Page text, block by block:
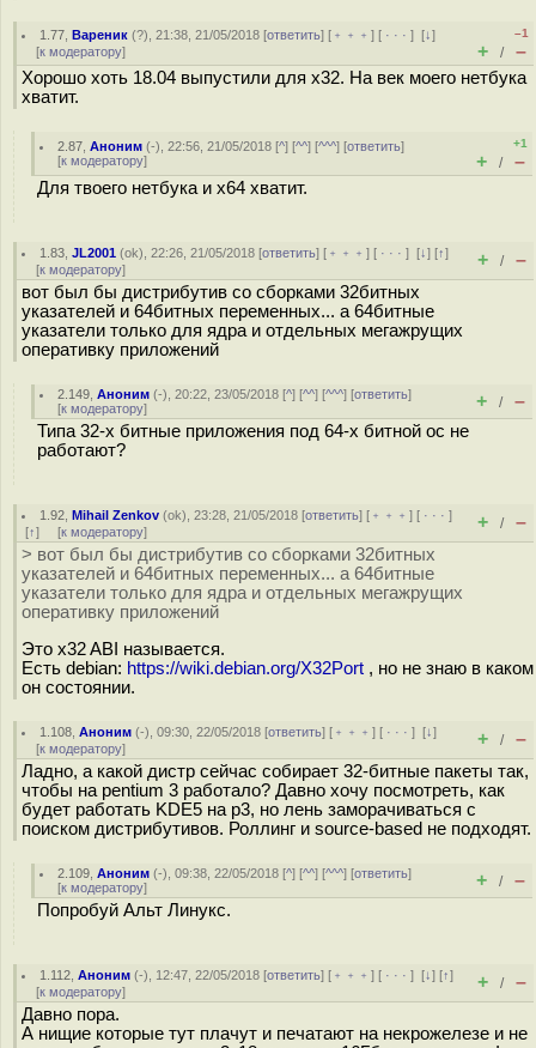
1.77 ,Вареник (?), 21:38, 21/05/2018 [ответить] [ ﹢﹢﹢] [ · · ·][↓]
[к модератору]
–1
+ / –
Хорошо хоть 18.04 выпустили для x32. На век моего нетбука
хватит.
2.87 ,Аноним (-), 22:56, 21/05/2018 [^] [^^] [^^^] [ответить]
[к модератору]
+1
+ / –
Для твоего нетбука и х64 хватит.
1.83 ,JL2001 (ok), 22:26, 21/05/2018 [ответить] [ ﹢﹢﹢] [ · · ·][↓] [↑]
[к модератору] + / –
вот был бы дистрибутив со сборками 32битных
указателей и 64битных переменных... а 64битные
указатели только для ядра и отдельных мегажрущих
оперативку приложений
2.149 ,Аноним (-), 20:22, 23/05/2018 [^] [^^] [^^^] [ответить]
[к модератору] + / –
Типа 32-х битные приложения под 64-х битной ос не
работают?
1.92 ,Mihail Zenkov (ok), 23:28, 21/05/2018 [ответить] [ ﹢﹢﹢] [ · · ·]
[↑] [к модератору] + / –
> вот был бы дистрибутив со сборками 32битных
указателей и 64битных переменных... а 64битные
указатели только для ядра и отдельных мегажрущих
оперативку приложений
Это x32 ABI называется.
Есть debian: https://wiki.debian.org/X32Port , но не знаю в каком
он состоянии.
1.108 ,Аноним (-), 09:30, 22/05/2018 [ответить] [ ﹢﹢﹢] [ · · ·][↓]
[к модератору] + / –
Ладно, а какой дистр сейчас собирает 32-битные пакеты так,
чтобы на pentium 3 работало? Давно хочу посмотреть, как
будет работать KDE5 на p3, но лень заморачиваться с
поиском дистрибутивов. Роллинг и source-based не подходят.
2.109 ,Аноним (-), 09:38, 22/05/2018 [^] [^^] [^^^] [ответить]
[к модератору] + / –
Попробуй Альт Линукс.
1.112 ,Аноним (-), 12:47, 22/05/2018 [ответить] [ ﹢﹢﹢] [ · · ·][↓] [↑]
[к модератору] + / –
Давно пора.
А нищие которые тут плачут и печатают на некрожелезе и не